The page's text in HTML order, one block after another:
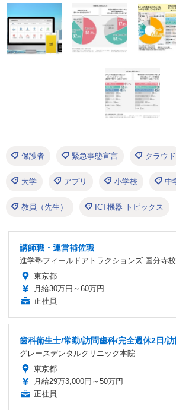
保護者 緊急事態宣言 クラウド
大学 アプリ 小学校 中
教員（先生） ICT機器 トピックス
講師職・運営補佐職
進学塾フィールドアトラクションズ 国分寺校
東京都
月給30万円～60万円
正社員
歯科衛生士/常勤/訪問歯科/完全週休2日/
グレースデンタルクリニック本院
東京都
月給29万3,000円～50万円
正社員